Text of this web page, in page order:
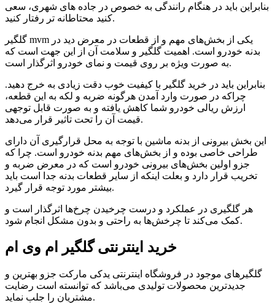
بنابراین باید در هنگام رانندگی به خصوص در جاده های شهری، سعی
کنید محتاطانه تر رفتار کنید.
گلگیر mvm یکی از بخش‌های مهم و از قطعات در معرض دید در
بدنه خودرو است. اهمیت گلگیر و سلامت آن از این جهت است که
به صورت ویژه بر روی قیمت و نمای خودرو اثرگذار است.
بنابراین باید در خرید گلگیر با کیفیت خوب دقت زیادی به خرج دهید.
چراکه در صورت وارد آمدن هرگونه ضربه و لکه به این قطعه،
ارزش ریالی خودرو شما کاهش یافته و به صورت قابل توجهی
قیمت آن را تحت تاثیر قرار می‌دهد.
این بخش بیرونی از بدنه ماشین با توجه به محل قرارگیری آن دارای
طراحی خاصی بوده و از بخش‌های مهم بدنه خودرو است. چرا که
جزو اولین بخش‌های بیرونی خودرو است که در معرض ضربه و
تخریب قرار دارد و بعلت اینکه از سایر قطعات بدنه جدا است باید
بیشتر مورد توجه قرار گیرد.
هر گلگیری در عملکرد و درست چرخیدن چرخ‌ها اثرگذار است و
کمک می‌کند تا چرخش‌ها به راحتی و بدون مشکل انجام شود.
خرید اینترنتی گلگیر ام وی ام
گلگیرهای موجود در فروشگاه اینترنتی یدکی مارکت جزو بهترین و
جدیدترین محصولات تولیدی می‌باشد که توانسته است رضایت
مشتریان را جلب نماید.